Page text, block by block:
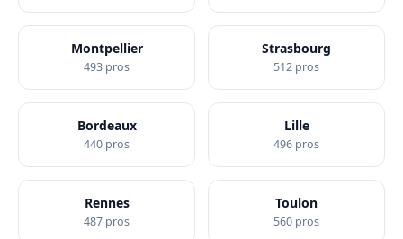
Montpellier
493 pros
Strasbourg
512 pros
Bordeaux
440 pros
Lille
496 pros
Rennes
487 pros
Toulon
560 pros